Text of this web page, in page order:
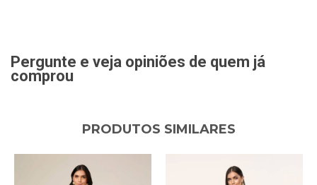
Pergunte e veja opiniões de quem já
comprou
PRODUTOS SIMILARES